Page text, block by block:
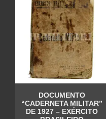
DOCUMENTO
“CADERNETA MILITAR”
DE 1927 – EXÉRCITO